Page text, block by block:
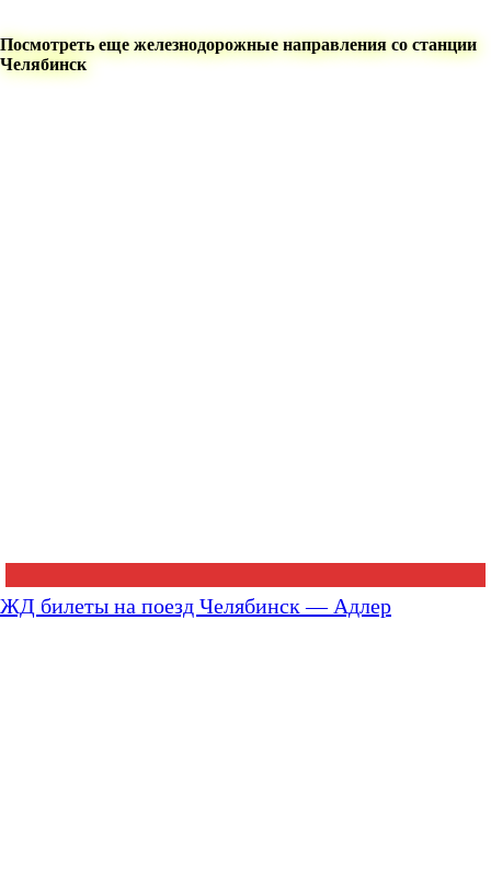
Посмотреть еще железнодорожные направления со станции
Челябинск
ЖД билеты на поезд Челябинск — Адлер